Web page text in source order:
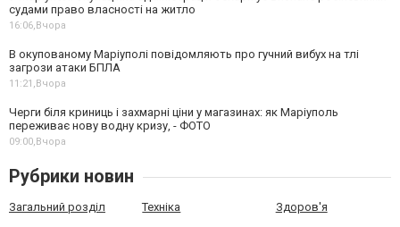
судами право власності на житло
16:06,Вчора
В окупованому Маріуполі повідомляють про гучний вибух на тлі
загрози атаки БПЛА
11:21,Вчора
Черги біля криниць і захмарні ціни у магазинах: як Маріуполь
переживає нову водну кризу, - ФОТО
09:00,Вчора
Рубрики новин
Загальний розділ Техніка Здоров'я